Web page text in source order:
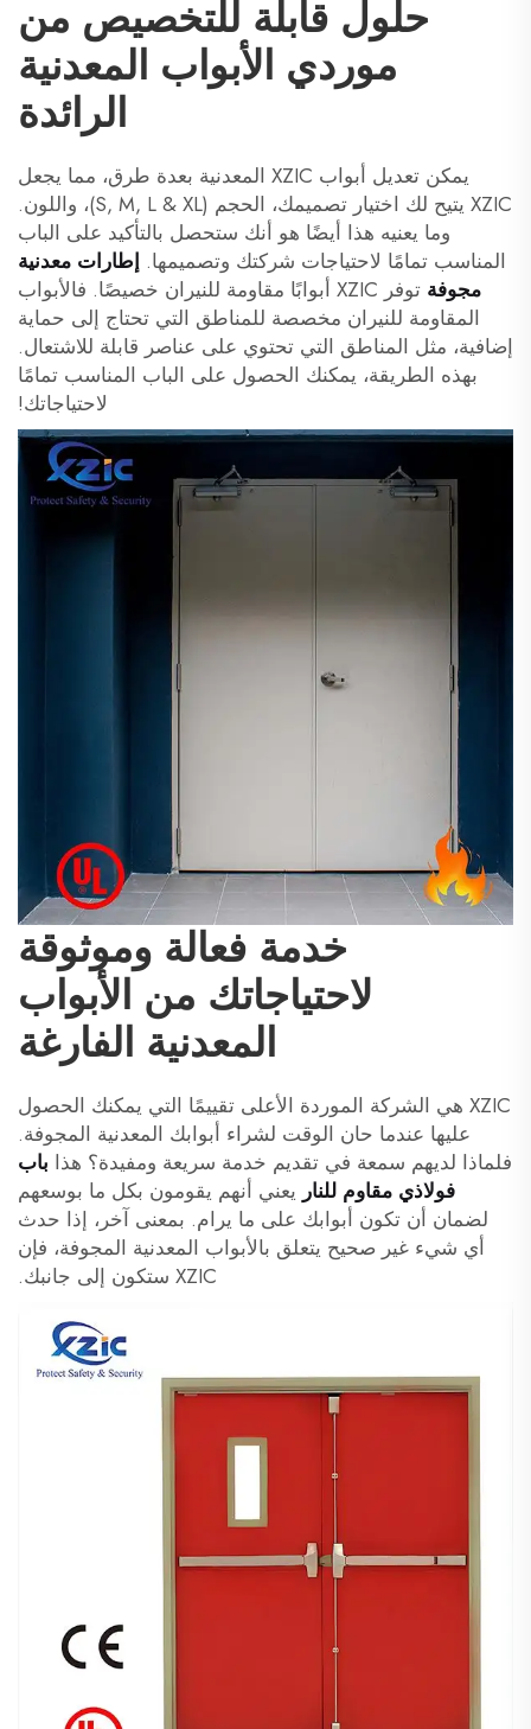
حلول قابلة للتخصيص من
موردي الأبواب المعدنية
الرائدة
يمكن تعديل أبواب XZIC المعدنية بعدة طرق، مما يجعل
XZIC يتيح لك اختيار تصميمك، الحجم (S, M, L & XL)، واللون.
وما يعنيه هذا أيضًا هو أنك ستحصل بالتأكيد على الباب
المناسب تمامًا لاحتياجات شركتك وتصميمها. إطارات معدنية
مجوفة
توفر XZIC أبوابًا مقاومة للنيران خصيصًا. فالأبواب
المقاومة للنيران مخصصة للمناطق التي تحتاج إلى حماية
إضافية، مثل المناطق التي تحتوي على عناصر قابلة للاشتعال.
بهذه الطريقة، يمكنك الحصول على الباب المناسب تمامًا
لاحتياجاتك!
خدمة فعالة وموثوقة
لاحتياجاتك من الأبواب
المعدنية الفارغة
XZIC هي الشركة الموردة الأعلى تقييمًا التي يمكنك الحصول
عليها عندما حان الوقت لشراء أبوابك المعدنية المجوفة.
فلماذا لديهم سمعة في تقديم خدمة سريعة ومفيدة؟ هذا باب
فولاذي مقاوم للنار يعني أنهم يقومون بكل ما بوسعهم
لضمان أن تكون أبوابك على ما يرام. بمعنى آخر، إذا حدث
أي شيء غير صحيح يتعلق بالأبواب المعدنية المجوفة، فإن
XZIC ستكون إلى جانبك.